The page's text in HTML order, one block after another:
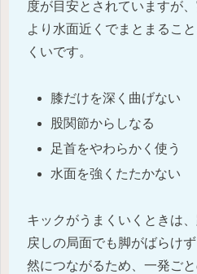
度が目安とされていますが
より水面近くでまとまるこ
くいです。
膝だけを深く曲げない
股関節からしなる
足首をやわらかく使う
水面を強くたたかない
キックがうまくいくときは
戻しの局面でも脚がばらけ
然につながるため、一発ご